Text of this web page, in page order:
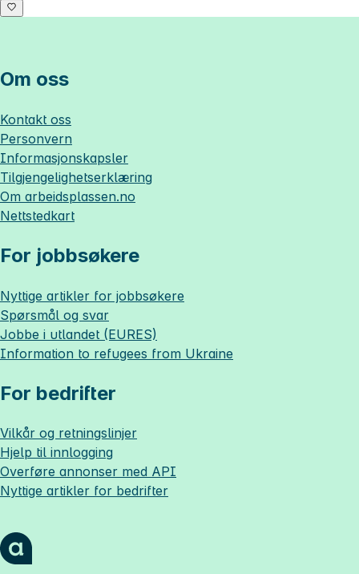
Om oss
Kontakt oss
Personvern
Informasjonskapsler
Tilgjengelighetserklæring
Om arbeidsplassen.no
Nettstedkart
For jobbsøkere
Nyttige artikler for jobbsøkere
Spørsmål og svar
Jobbe i utlandet (EURES)
Information to refugees from Ukraine
For bedrifter
Vilkår og retningslinjer
Hjelp til innlogging
Overføre annonser med API
Nyttige artikler for bedrifter